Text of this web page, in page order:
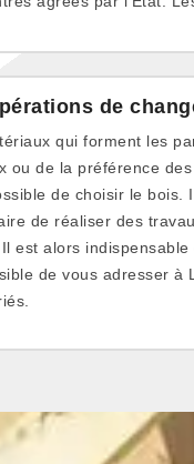
de
qui forment les
ou de la préférence
de choisir le bois.
de réaliser des
est alors
de vous adresser à